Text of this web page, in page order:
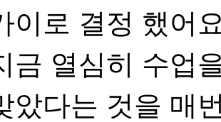
이로 결정 했어
금 열심히 수업
았다는 것을 매